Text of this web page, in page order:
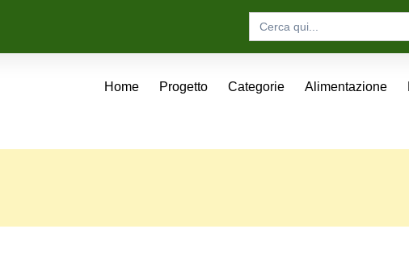
Search
for:
Home Progetto Categorie Alimentazione